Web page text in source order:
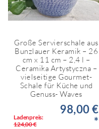
Große Servierschale aus
Bunzlauer Keramik – 26
cm x 11 cm – 2,4 l –
Ceramika Artystyczna –
vielseitige Gourmet-
Schale für Küche und
Genuss- Waves
Ladenpreis:
124,00 €
98,00 €
*